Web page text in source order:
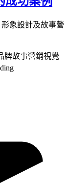
象設計及故事營
牌故事營銷視覺